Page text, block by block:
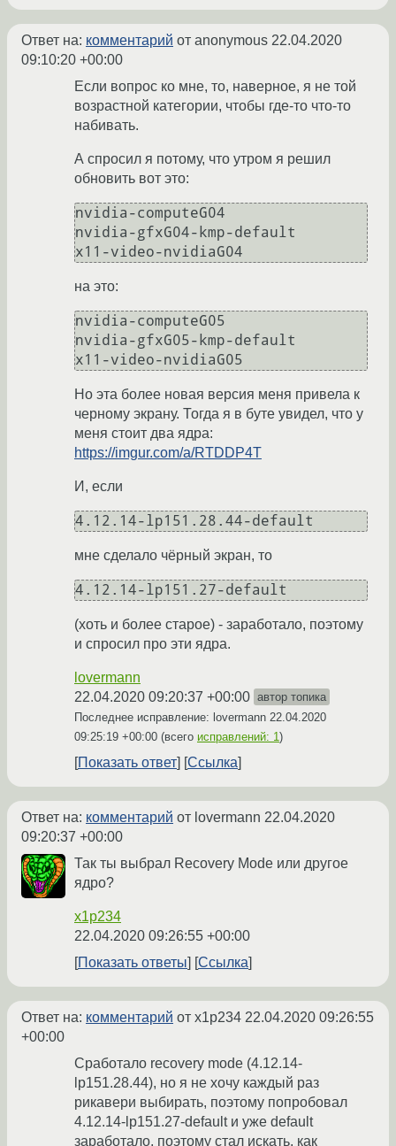
Ответ на: комментарий от anonymous 22.04.2020
09:10:20 +00:00
Если вопрос ко мне, то, наверное, я не той
возрастной категории, чтобы где-то что-то
набивать.
А спросил я потому, что утром я решил
обновить вот это:
nvidia-computeG04
nvidia-gfxG04-kmp-default
на это:
nvidia-computeG05
nvidia-gfxG05-kmp-default
Но эта более новая версия меня привела к
черному экрану. Тогда я в буте увидел, что у
меня стоит два ядра:
https://imgur.com/a/RTDDP4T
И, если
мне сделало чёрный экран, то
(хоть и более старое) - заработало, поэтому
и спросил про эти ядра.
lovermann
22.04.2020 09:20:37 +00:00 автор топика
Последнее исправление: lovermann 22.04.2020
09:25:19 +00:00 (всего исправлений: 1)
Показать ответ Ссылка
Ответ на: комментарий от lovermann 22.04.2020
09:20:37 +00:00
Так ты выбрал Recovery Mode или другое
ядро?
x1p234
22.04.2020 09:26:55 +00:00
Показать ответы
Ссылка
Ответ на: комментарий от x1p234 22.04.2020 09:26:55
+00:00
Сработало recovery mode (4.12.14-
lp151.28.44), но я не хочу каждый раз
рикавери выбирать, поэтому попробовал
4.12.14-lp151.27-default и уже default
заработало, поэтому стал искать, как